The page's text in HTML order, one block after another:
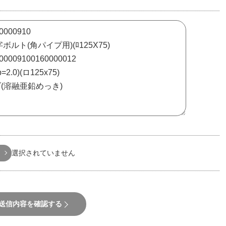
選択されていません
信内容を確認する